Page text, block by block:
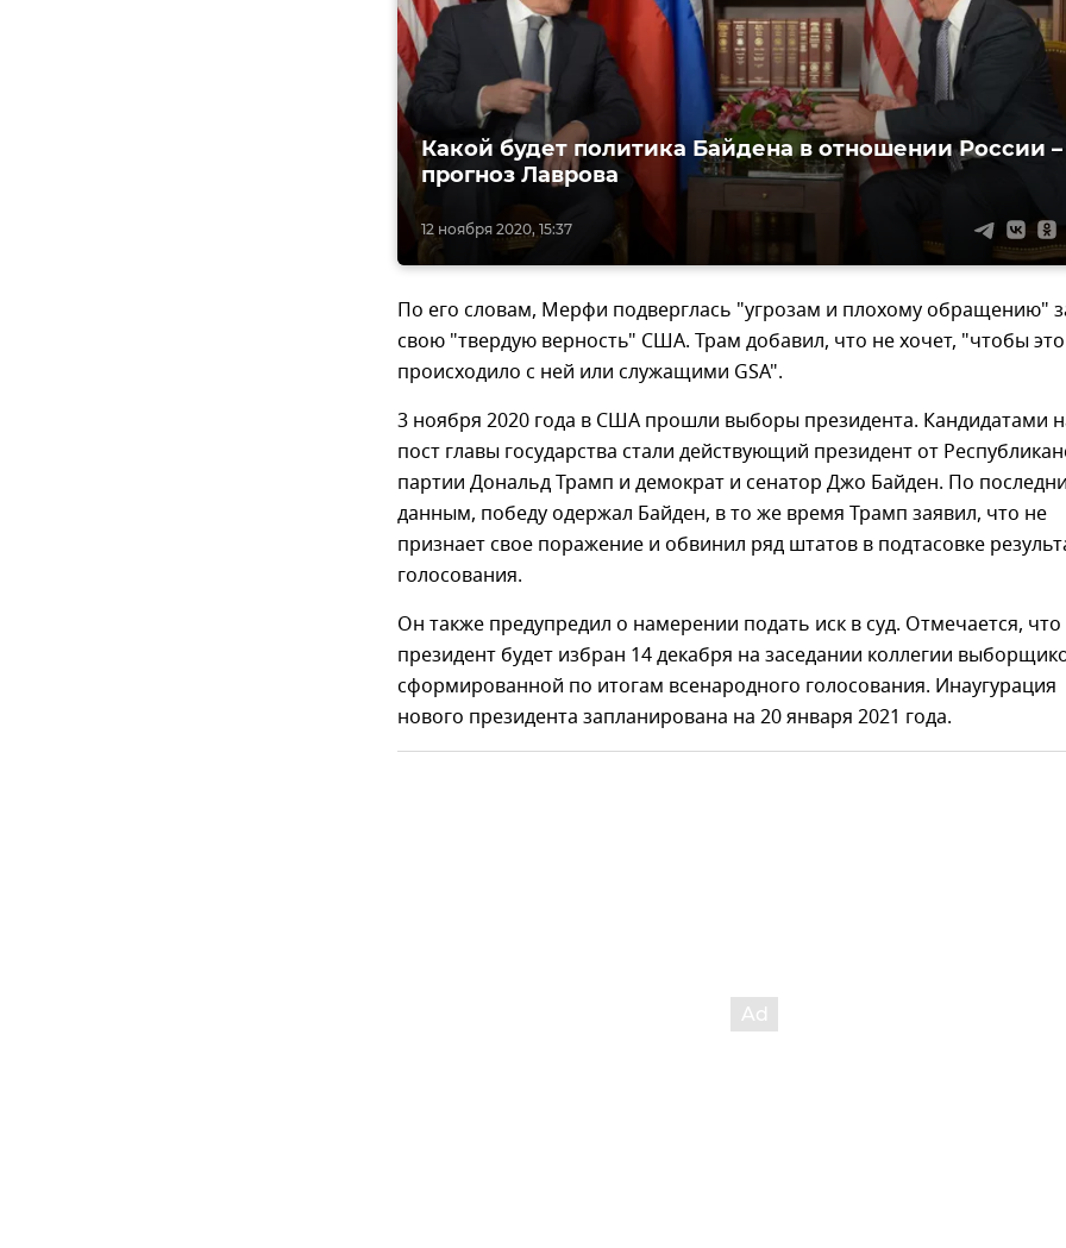
12 ноября 2020, 15:37
Какой будет политика Байдена в отношении России –
прогноз Лаврова
По его словам, Мерфи подверглась "угрозам и плохому обращению"
свою "твердую верность" США. Трам добавил, что не хочет, "чтобы это
происходило с ней или служащими GSA".
3 ноября 2020 года в США прошли выборы президента. Кандидатами
пост главы государства стали действующий президент от
партии Дональд Трамп и демократ и сенатор Джо Байден. По
данным, победу одержал Байден, в то же время Трамп заявил, что не
признает свое поражение и обвинил ряд штатов в подтасовке
голосования.
Он также предупредил о намерении подать иск в суд. Отмечается, что
президент будет избран 14 декабря на заседании коллегии
сформированной по итогам всенародного голосования. Инаугурация
нового президента запланирована на 20 января 2021 года.